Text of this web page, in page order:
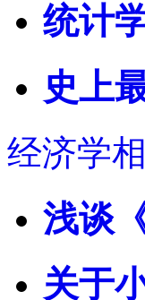
统计
史上
经济学
浅谈
关于